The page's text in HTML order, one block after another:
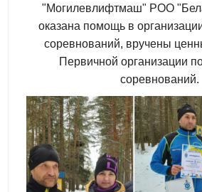
"Могилевлифтмаш" РОО
оказана помощь в
соревнований, вручены
Первичной организации
соревнований.